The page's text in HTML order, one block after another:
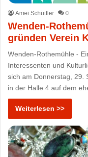
Amei Schüttler 0
Wenden-
gründen Verein
Wenden-Rothemühle -
Interessenten und
sich am Donnerstag, 29.
in der Halle 4 auf dem
Weiterlesen >>